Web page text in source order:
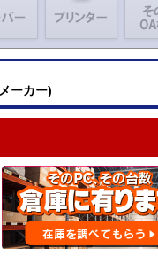
ーカー)